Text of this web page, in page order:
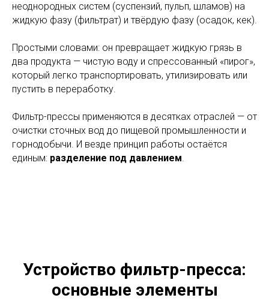
неоднородных систем (суспензий, пульп, шламов) на
жидкую фазу (фильтрат) и твёрдую фазу (осадок, кек).
Простыми словами: он превращает жидкую грязь в
два продукта — чистую воду и спрессованный «пирог»,
который легко транспортировать, утилизировать или
пустить в переработку.
Фильтр-прессы применяются в десятках отраслей — от
очистки сточных вод до пищевой промышленности и
горнодобычи. И везде принцип работы остаётся
единым: разделение под давлением.
Устройство фильтр-пресса:
основные элементы